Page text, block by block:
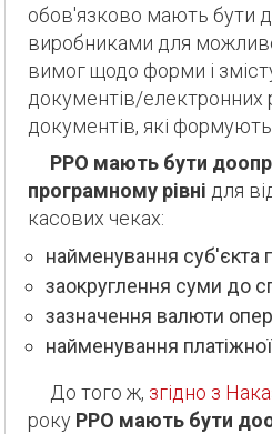
обов'язково мають бути
виробниками для
вимог щодо форми і
документів/електронних
документів, які
РРО мають бути доопрацьовані на
програмному рівні для
касових чеках:
найменування суб'єкта
заокруглення суми до
зазначення валюти
найменування
До того ж, згідно з
року РРО мають бути